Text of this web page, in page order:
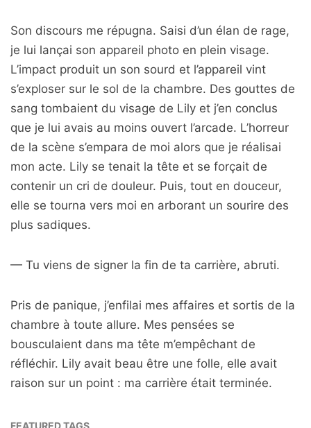
Son discours me répugna. Saisi d’un élan de rage,
je lui lançai son appareil photo en plein visage.
L’impact produit un son sourd et l’appareil vint
s’exploser sur le sol de la chambre. Des gouttes de
sang tombaient du visage de Lily et j’en conclus
que je lui avais au moins ouvert l’arcade. L’horreur
de la scène s’empara de moi alors que je réalisai
mon acte. Lily se tenait la tête et se forçait de
contenir un cri de douleur. Puis, tout en douceur,
elle se tourna vers moi en arborant un sourire des
plus sadiques.
— Tu viens de signer la fin de ta carrière, abruti.
Pris de panique, j’enfilai mes affaires et sortis de la
chambre à toute allure. Mes pensées se
bousculaient dans ma tête m’empêchant de
réfléchir. Lily avait beau être une folle, elle avait
raison sur un point : ma carrière était terminée.
FEATURED TAGS